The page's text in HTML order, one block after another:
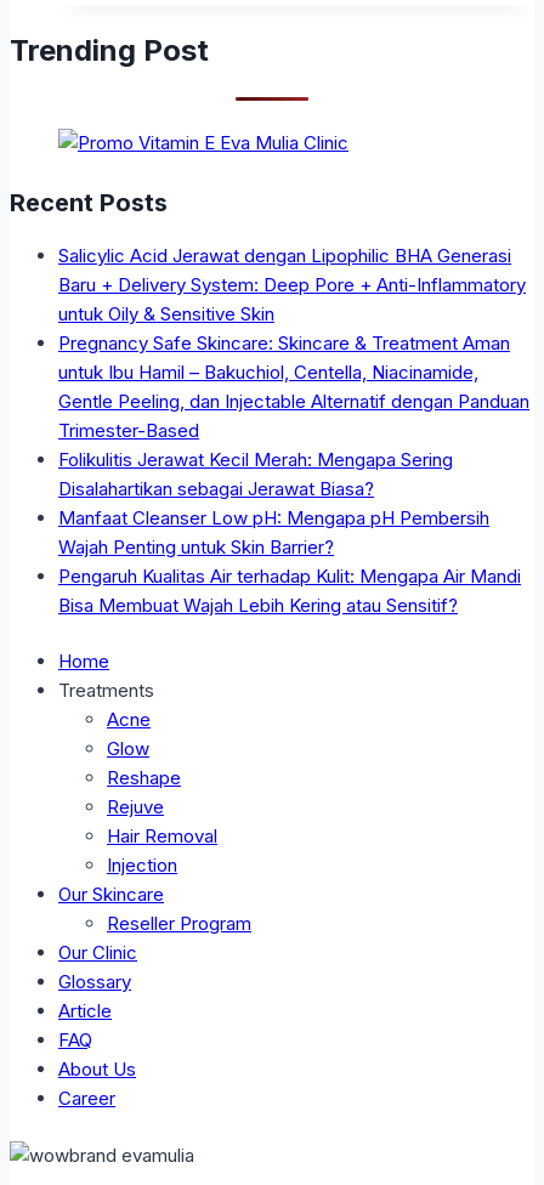
Trending Post
Recent Posts
Salicylic Acid Jerawat dengan Lipophilic BHA Generasi
Baru + Delivery System: Deep Pore + Anti-Inflammatory
untuk Oily & Sensitive Skin
Pregnancy Safe Skincare: Skincare & Treatment Aman
untuk Ibu Hamil – Bakuchiol, Centella, Niacinamide,
Gentle Peeling, dan Injectable Alternatif dengan Panduan
Trimester-Based
Folikulitis Jerawat Kecil Merah: Mengapa Sering
Disalahartikan sebagai Jerawat Biasa?
Manfaat Cleanser Low pH: Mengapa pH Pembersih
Wajah Penting untuk Skin Barrier?
Pengaruh Kualitas Air terhadap Kulit: Mengapa Air Mandi
Bisa Membuat Wajah Lebih Kering atau Sensitif?
Home
Treatments
Acne
Glow
Reshape
Rejuve
Hair Removal
Injection
Our Skincare
Reseller Program
Our Clinic
Glossary
Article
FAQ
About Us
Career